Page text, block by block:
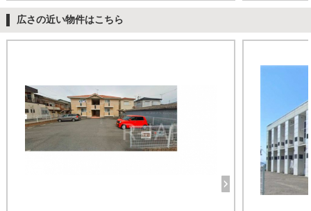
広さの近い物件はこちら